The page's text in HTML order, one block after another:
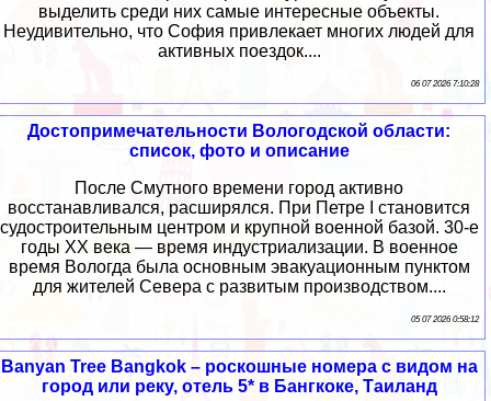
выделить среди них самые интересные объекты.
Неудивительно, что София привлекает многих людей для
активных поездок....
06 07 2026 7:10:28
Достопримечательности Вологодской области:
список, фото и описание
После Смутного времени город активно
восстанавливался, расширялся. При Петре I становится
судостроительным центром и крупной военной базой. 30-е
годы XX века — время индустриализации. В военное
время Вологда была основным эвакуационным пунктом
для жителей Севера с развитым производством....
05 07 2026 0:58:12
Banyan Tree Bangkok – роскошные номера с видом на
город или реку, отель 5* в Бангкоке, Таиланд